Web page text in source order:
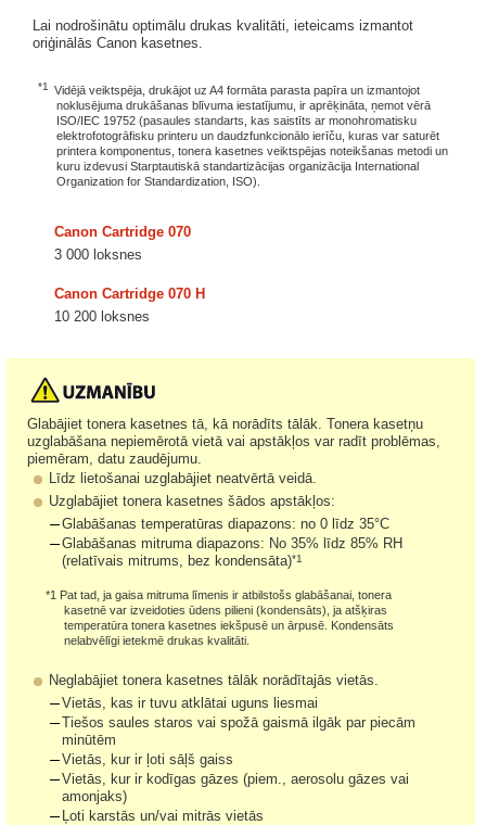
Lai nodrošinātu optimālu drukas kvalitāti, ieteicams izmantot
oriģinālās Canon kasetnes.
*1
Vidējā veiktspēja, drukājot uz A4 formāta parasta papīra un izmantojot
noklusējuma drukāšanas blīvuma iestatījumu, ir aprēķināta, ņemot vērā
ISO/IEC 19752 (pasaules standarts, kas saistīts ar monohromatisku
elektrofotogrāfisku printeru un daudzfunkcionālo ierīču, kuras var saturēt
printera komponentus, tonera kasetnes veiktspējas noteikšanas metodi un
kuru izdevusi Starptautiskā standartizācijas organizācija International
Organization for Standardization, ISO).
Canon Cartridge 070
3 000 loksnes
Canon Cartridge 070 H
10 200 loksnes
Glabājiet tonera kasetnes tā, kā norādīts tālāk. Tonera kasetņu
uzglabāšana nepiemērotā vietā vai apstākļos var radīt problēmas,
piemēram, datu zaudējumu.
Līdz lietošanai uzglabājiet neatvērtā veidā.
Uzglabājiet tonera kasetnes šādos apstākļos:
Glabāšanas temperatūras diapazons: no 0 līdz 35°C
Glabāšanas mitruma diapazons: No 35% līdz 85% RH
(relatīvais mitrums, bez kondensāta)*1
*1 Pat tad, ja gaisa mitruma līmenis ir atbilstošs glabāšanai, tonera
kasetnē var izveidoties ūdens pilieni (kondensāts), ja atšķiras
temperatūra tonera kasetnes iekšpusē un ārpusē. Kondensāts
nelabvēlīgi ietekmē drukas kvalitāti.
Neglabājiet tonera kasetnes tālāk norādītajās vietās.
Vietās, kas ir tuvu atklātai uguns liesmai
Tiešos saules staros vai spožā gaismā ilgāk par piecām
minūtēm
Vietās, kur ir ļoti sāļš gaiss
Vietās, kur ir kodīgas gāzes (piem., aerosolu gāzes vai
amonjaks)
Ļoti karstās un/vai mitrās vietās